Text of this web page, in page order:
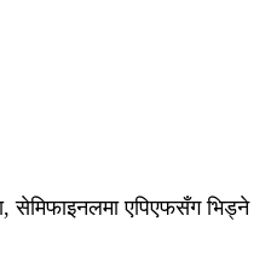
सेमिफाइनलमा एपिएफसँग भिड्ने